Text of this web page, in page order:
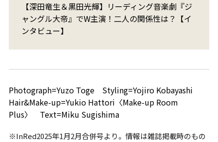
【深田竜生＆黒田光輝】リーディング音楽劇『ジ
ャングル大帝』でW主演！二人の関係性は？【イ
ンタビュー】
Photograph=Yuzo Toge Styling=Yojiro Kobayashi
Hair&Make-up=Yukio Hattori〈Make-up Room
Plus〉 Text=Miku Sugishima
※InRed2025年1月2月合併号より。情報は雑誌掲載時のもの